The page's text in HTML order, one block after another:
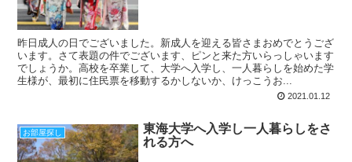
昨日成人の日でございました。新成人を迎える皆さまおめでとうござ
います。さて表題の件でございます、ピンと来た方いらっしゃいます
でしょうか。高校を卒業して、大学へ入学し、一人暮らしを始めた学
生様が、最初に住民票を移動するかしないか、けっこうお...
2021.01.12
お部屋探し
東海大学へ入学し一人暮らしをさ
れる方へ